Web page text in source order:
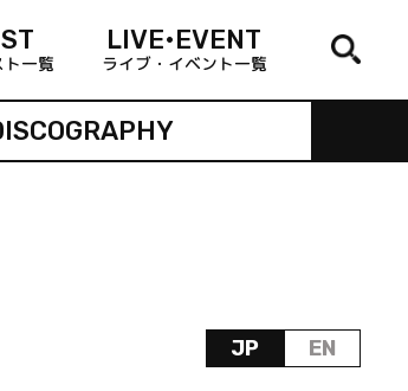
一覧
LIVE•EVENT
ライブ・イベント一覧
JP EN